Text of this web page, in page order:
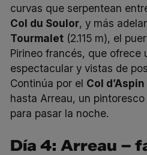
curvas que serpentean
Col du Soulor, y más
Tourmalet (2.115 m), el
Pirineo francés, que ofrece
espectacular y vistas de
Continúa por el Col d’Aspin
hasta Arreau, un
para pasar la noche.
Día 4: Arreau –